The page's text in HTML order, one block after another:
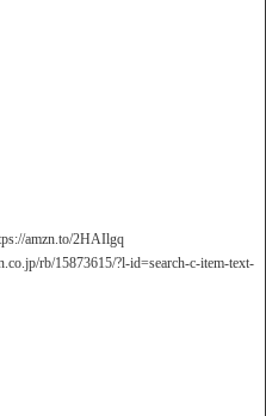
amzn.to/2HAIlgq
rb/15873615/?l-id=search-c-item-text-